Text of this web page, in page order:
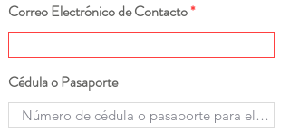
Correo Electrónico de Contacto
Cédula o Pasaporte